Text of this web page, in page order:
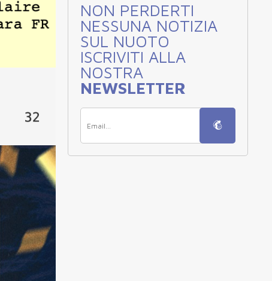
NON PERDERTI
NESSUNA NOTIZIA
SUL NUOTO
ISCRIVITI ALLA
NOSTRA
NEWSLETTER